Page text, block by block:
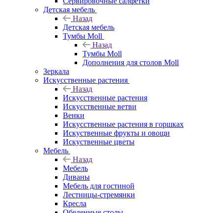
Детская мебель
Назад
Детская мебель
Тумбы Moll
Назад
Тумбы Moll
Дополнения для столов Moll
Зеркала
Искусственные растения
Назад
Искусственные растения
Искусственные ветви
Венки
Искусственные растения в горшках
Искуственные фрукты и овощи
Искуственные цветы
Мебель
Назад
Мебель
Диваны
Мебель для гостиной
Лестницы-стремянки
Кресла